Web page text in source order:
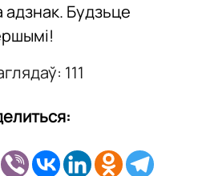
Будзьце
111